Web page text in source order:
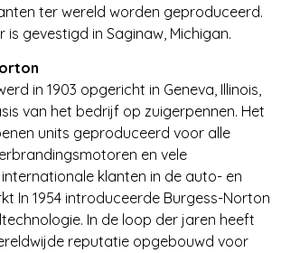
ter wereld worden geproduceerd.
gevestigd in Saginaw, Michigan.
in 1903 opgericht in Geneva, Illinois,
van het bedrijf op zuigerpennen. Het
units geproduceerd voor alle
en vele
klanten in de auto- en
In 1954 introduceerde Burgess-Norton
In de loop der jaren heeft
reputatie opgebouwd voor